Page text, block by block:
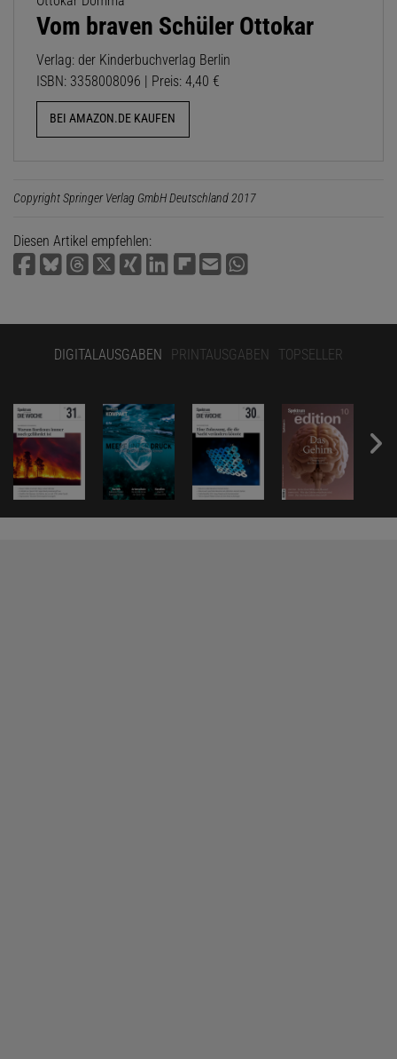
Vom braven Schüler Ottokar
Verlag: der Kinderbuchverlag Berlin
ISBN: 3358008096 | Preis: 4,40 €
BEI AMAZON.DE KAUFEN
Copyright Springer Verlag GmbH Deutschland 2017
Diesen Artikel empfehlen:
DIGITALAUSGABEN PRINTAUSGABEN TOPSELLER